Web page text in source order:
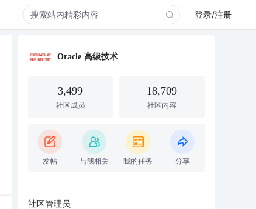
登录/注册
Oracle 高级技术
3,499
社区成员
18,709
社区内容
发帖 与我相关 我的任务 分享
社区管理员